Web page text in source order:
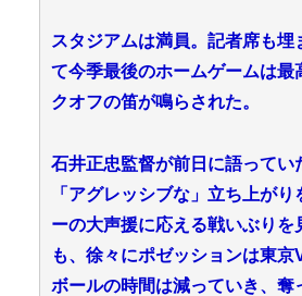
スタジアムは満員。記者席も埋
て今季最後のホームゲームは最
クオフの笛が鳴らされた。
石井正忠監督が前日に語ってい
「アグレッシブな」立ち上が
ーの大声援に応える戦いぶりを
も、徐々にポゼッションは東京
ボールの時間は減っていき、奪